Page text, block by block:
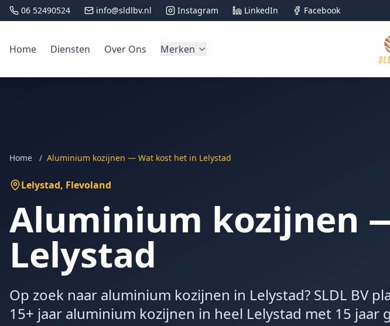
06 52490524 info@sldlbv.nl Instagram LinkedIn Facebook
Home Diensten Over Ons Merken
Home / Aluminium kozijnen — Wat kost het in Lelystad
Lelystad, Flevoland
Aluminium kozijnen
Lelystad
Op zoek naar aluminium kozijnen in Lelystad? SLDL BV
15+ jaar aluminium kozijnen in heel Lelystad met 15 jaar